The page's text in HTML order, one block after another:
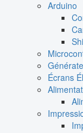
Arduino
Écrans